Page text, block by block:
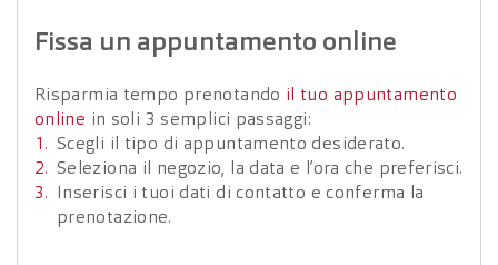
Fissa un appuntamento online
Risparmia tempo prenotando il tuo appuntamento
online in soli 3 semplici passaggi:
Scegli il tipo di appuntamento desiderato.
Seleziona il negozio, la data e l’ora che preferisci.
Inserisci i tuoi dati di contatto e conferma la
prenotazione.